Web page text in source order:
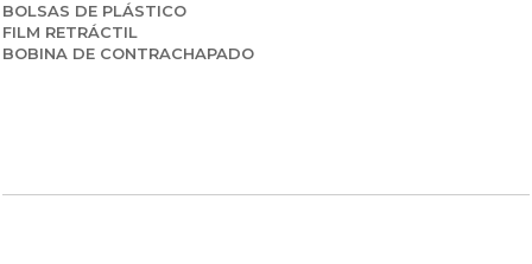
BOLSAS DE PLÁSTICO
FILM RETRÁCTIL
BOBINA DE CONTRACHAPADO